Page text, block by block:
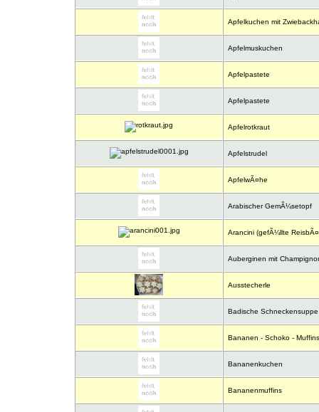
Apfelkuchen mit
Apfelmuskuchen
Apfelpastete
Apfelpastete
Apfelrotkraut
Apfelstrudel
ApfelwÃ¤he
Arabischer GemÃ¼setopf
Arancini (gefÃ¼llte
Auberginen mit
Ausstecherle
Badische Schneckensuppe
Bananen - Schoko - Muffins
Bananenkuchen
Bananenmuffins